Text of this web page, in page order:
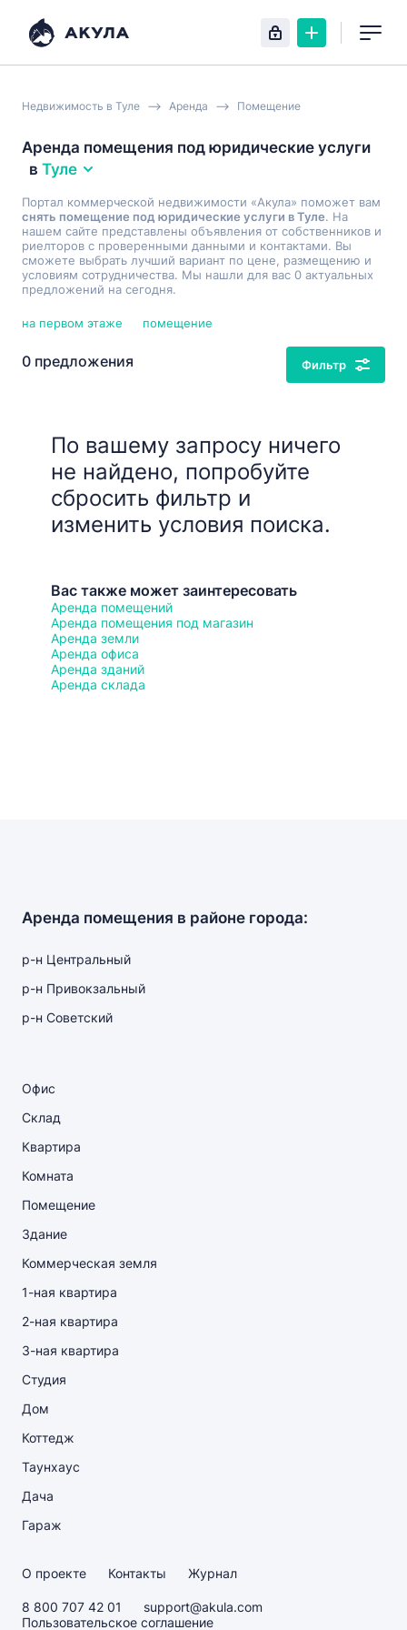
Недвижимость в Туле Аренда Помещение
Аренда помещения под юридические услуги
в Туле
Портал коммерческой недвижимости «Акула» поможет вам
снять помещение под юридические услуги в Туле. На
нашем сайте представлены объявления от собственников и
риелторов с проверенными данными и контактами. Вы
сможете выбрать лучший вариант по цене, размещению и
условиям сотрудничества. Мы нашли для вас 0 актуальных
предложений на сегодня.
на первом этаже помещение
0 предложения Фильтр
По вашему запросу ничего
не найдено, попробуйте
сбросить фильтр и
изменить условия поиска.
Вас также может заинтересовать
Аренда помещений
Аренда помещения под магазин
Аренда земли
Аренда офиса
Аренда зданий
Аренда склада
Аренда помещения в районе города:
р-н Центральный
р-н Привокзальный
р-н Советский
Офис
Склад
Квартира
Комната
Помещение
Здание
Коммерческая земля
1-ная квартира
2-ная квартира
3-ная квартира
Студия
Дом
Коттедж
Таунхаус
Дача
Гараж
О проекте Контакты Журнал
8 800 707 42 01
support@akula.com
Пользовательское соглашение